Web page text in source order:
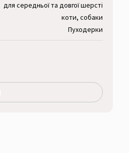
для середньої та довгої шерсті
коти, собаки
Пуходерки